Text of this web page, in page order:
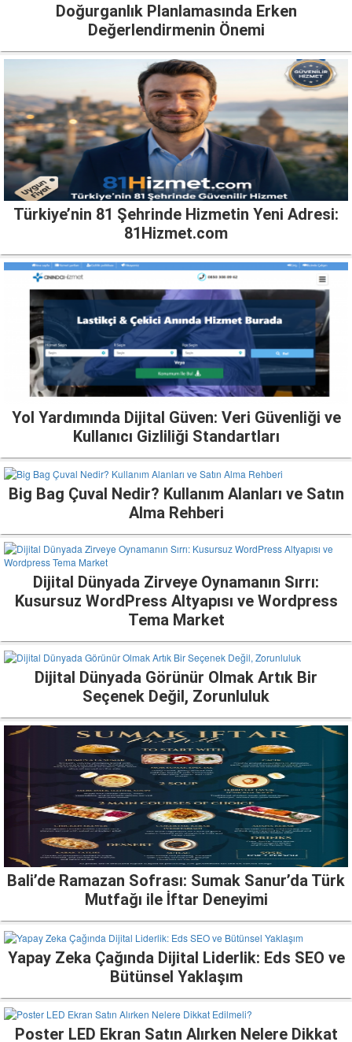
Doğurganlık Planlamasında Erken
Değerlendirmenin Önemi
Türkiye’nin 81 Şehrinde Hizmetin Yeni Adresi:
81Hizmet.com
Yol Yardımında Dijital Güven: Veri Güvenliği ve
Kullanıcı Gizliliği Standartları
Big Bag Çuval Nedir? Kullanım Alanları ve Satın
Alma Rehberi
Dijital Dünyada Zirveye Oynamanın Sırrı:
Kusursuz WordPress Altyapısı ve Wordpress
Tema Market
Dijital Dünyada Görünür Olmak Artık Bir
Seçenek Değil, Zorunluluk
Bali’de Ramazan Sofrası: Sumak Sanur’da Türk
Mutfağı ile İftar Deneyimi
Yapay Zeka Çağında Dijital Liderlik: Eds SEO ve
Bütünsel Yaklaşım
Poster LED Ekran Satın Alırken Nelere Dikkat